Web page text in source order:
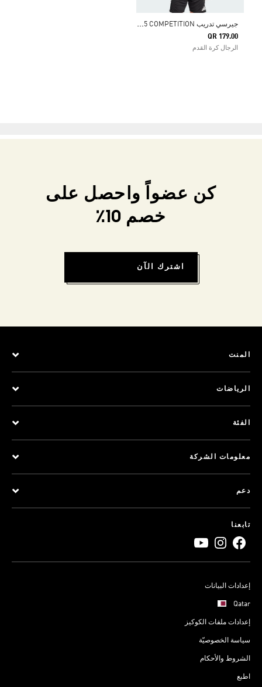
ج
يرسي تدريب TIRO 25 COMPETITION
QR 179.00
الرجال كرة القدم
كن عضواً واحصل على
خصم 10٪
اشترك الآن
المنت
الرياضات
الفئة
معلومات الشركة
دعم
تابعنا
إعدادات البيانات
Qatar
إعدادات ملفات الكوكيز
سياسة الخصوصيّة
الشروط والأحكام
اطبع